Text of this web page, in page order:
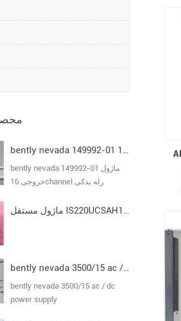
bently nevada 149992-01 ماژول خروجی 16channel رله یدکی
bently nevada 149992-01 ماژول
خروجی 16channel رله یدکی
ماژول مستقل IS220UCSAH1A I/O Pack مدل VI
bently nevada 3500/15 ac / dc power supply
bently nevada 3500/15 ac / dc
power supply